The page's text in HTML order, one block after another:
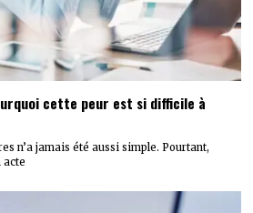
cette peur est si difficile à
n’a jamais été aussi simple. Pourtant,
acte